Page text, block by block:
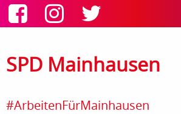
SPD Mainhausen
#ArbeitenFürMainhausen